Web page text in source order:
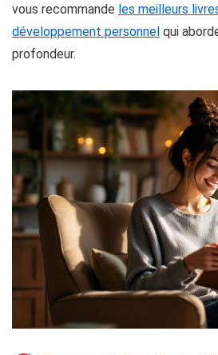
vous recommande les meilleurs
développement personnel qui
profondeur.